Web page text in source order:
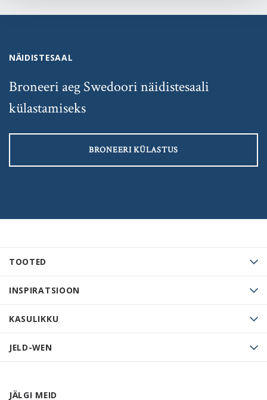
TOOTED
INSPIRATSIOON
KASULIKKU
JELD-WEN
JÄLGI MEID
NÄIDISTESAAL
Broneeri aeg Swedoori näidistesaali
külastamiseks
BRONEERI KÜLASTUS